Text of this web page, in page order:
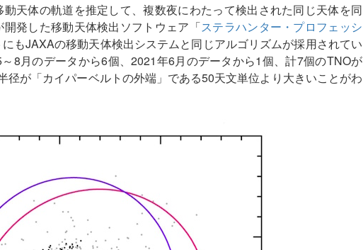
天体の軌道を推定して、複数夜にわたって検出された同じ天体を同
発した移動天体検出ソフトウェア「ステラハンター・プロフェッシ
もJAXAの移動天体検出システムと同じアルゴリズムが採用されてい
8月のデータから6個、2021年6月のデータから1個、計7個のTNOが
径が「カイパーベルトの外端」である50天文単位より大きいことがわ